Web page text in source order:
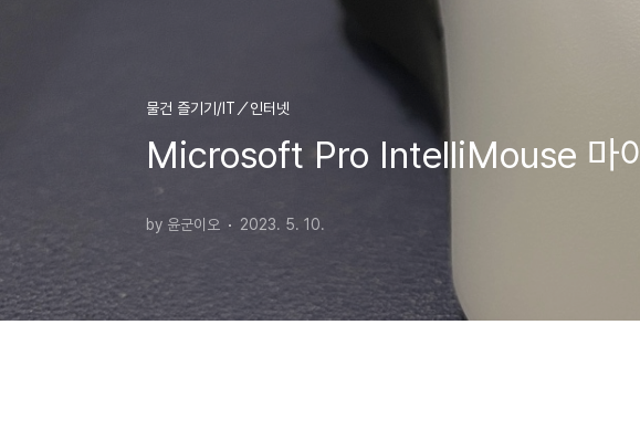
물건 즐기기/IT／인터넷
Microsoft Pro IntelliMouse 마이
by 윤군이오 2023. 5. 10.